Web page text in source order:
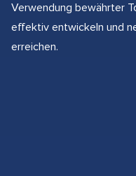
Verwendung bewährter
effektiv entwickeln und
erreichen.